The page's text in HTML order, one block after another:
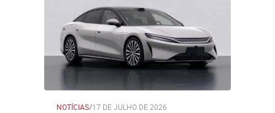
NOTÍCIAS/17 DE JULHO DE 2026